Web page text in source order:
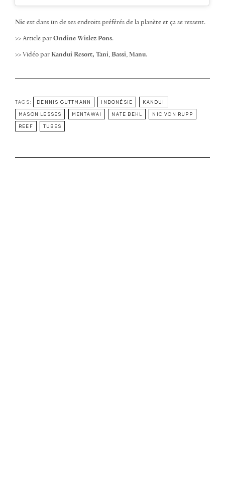
Nic est dans un de ses endroits préférés de la planète et ça se ressent.
>> Article par Ondine Wislez Pons.
>> Vidéo par Kandui Resort, Tani, Bassi, Manu.
TAGS: DENNIS GUTTMANN INDONÉSIE KANDUI
MASON LESSES MENTAWAI NATE BEHL NIC VON RUPP
REEF TUBES